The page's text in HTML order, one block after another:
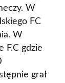
W
FC
W
F.C gdzie
grał